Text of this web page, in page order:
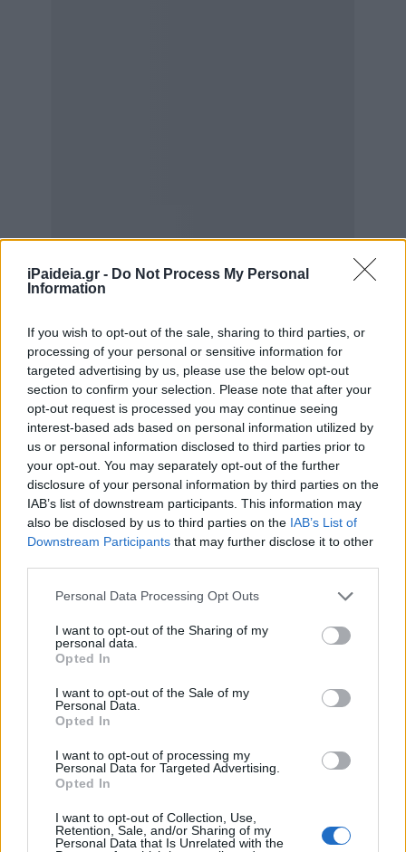
iPaideia.gr - Do Not Process My Personal
Information
If you wish to opt-out of the sale, sharing to third parties, or
processing of your personal or sensitive information for
targeted advertising by us, please use the below opt-out
section to confirm your selection. Please note that after your
opt-out request is processed you may continue seeing
interest-based ads based on personal information utilized by
us or personal information disclosed to third parties prior to
your opt-out. You may separately opt-out of the further
disclosure of your personal information by third parties on the
IAB’s list of downstream participants. This information may
also be disclosed by us to third parties on the IAB’s List of
Downstream Participants that may further disclose it to other
Please note that this website/app uses one or more Google
not limited to your visit or usage behaviour. You may click to
grant or deny consent to Google and its third-party tags to
use your data for below specified purposes in below Google
consent section.
Personal Data Processing Opt Outs
I want to opt-out of the Sharing of my
personal data.
Opted In
I want to opt-out of the Sale of my
Personal Data.
Opted In
I want to opt-out of processing my
Personal Data for Targeted Advertising.
Opted In
I want to opt-out of Collection, Use,
Retention, Sale, and/or Sharing of my
Personal Data that Is Unrelated with the
Στο πλαίσιο αυτό, ο Αναπληρωτής Υπουργός Εθνικής
τραπεζικών ιδρυμάτων που συμμετέχουν στο
πρόγραμμα, με την οποία τους ενημερώνει για τον
ορισμό της 2ας Ιουνίου 2026 ως καταληκτικής
ημερομηνίας σύναψης των σχετικών δανειακών
συμβάσεων, καθώς και για την ανάγκη έγκαιρης
ολοκλήρωσης των απαιτούμενων διαδικασιών.